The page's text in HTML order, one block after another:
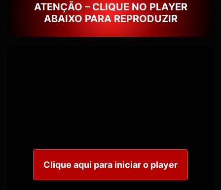
ATENÇÃO – CLIQUE NO PLAYER
ABAIXO PARA REPRODUZIR
Clique aqui para iniciar o player